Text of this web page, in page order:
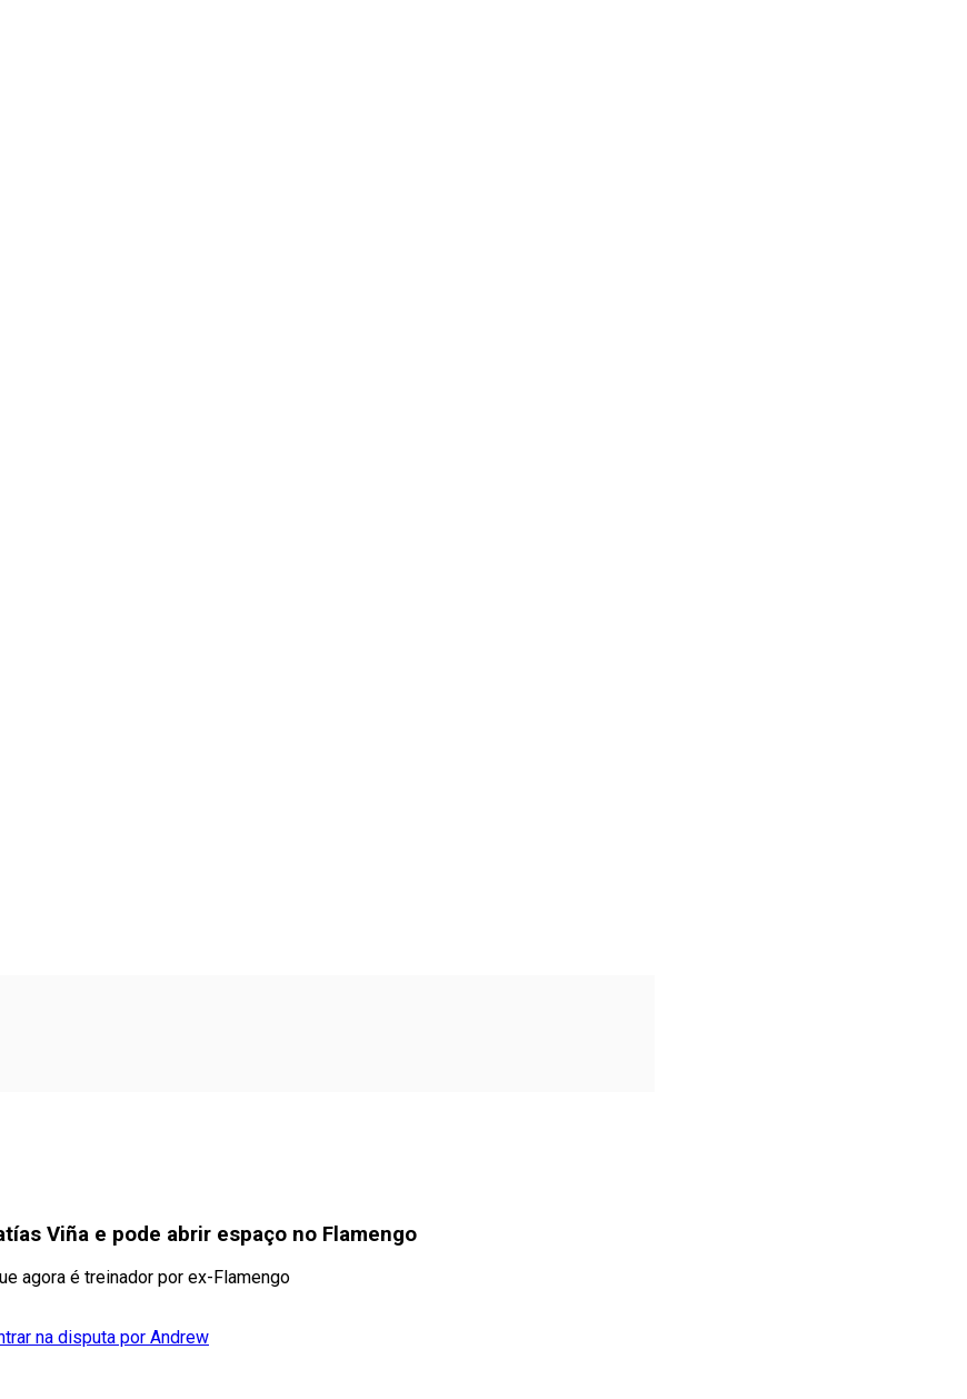
Viña e pode abrir espaço no Flamengo
agora é treinador por ex-Flamengo
na disputa por Andrew